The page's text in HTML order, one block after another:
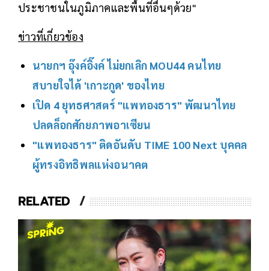
ประชาชนในภูมิภาคและพื้นที่อื่นๆด้วย"
ข่าวที่เกี่ยวข้อง
นายกฯ อุ๊งค์อิ๊งค์ ไม่ยกเลิก MOU44 คนไทย
สบายใจได้ 'เกาะกูด' ของไทย
เปิด 4 ยุทธศาสตร์ "แพทองธาร" พัฒนาไทย
ปลดล็อกศักยภาพอาเซียน
"แพทองธาร" ติดอันดับ TIME 100 Next บุคคล
ผู้ทรงอิทธิพลแห่งอนาคต
RELATED